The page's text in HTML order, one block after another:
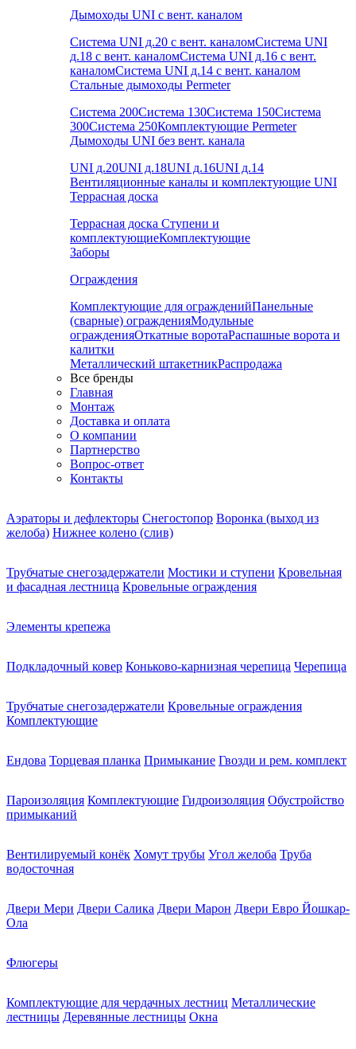
Дымоходы UNI с вент. каналом
Система UNI д.20 с вент. каналомСистема UNI
д.18 с вент. каналомСистема UNI д.16 с вент.
каналомСистема UNI д.14 с вент. каналом
Стальные дымоходы Permeter
Система 200Система 130Система 150Система
300Система 250Комплектующие Permeter
Дымоходы UNI без вент. канала
UNI д.20UNI д.18UNI д.16UNI д.14
Вентиляционные каналы и комплектующие UNI
Террасная доска
Террасная доска Ступени и
комплектующиеКомплектующие
Заборы
Ограждения
Комплектующие для огражденийПанельные
(сварные) огражденияМодульные
огражденияОткатные воротаРаспашные ворота и
калитки
Металлический штакетникРаспродажа
Все бренды
Главная
Монтаж
Доставка и оплата
О компании
Партнерство
Вопрос-ответ
Контакты
Аэраторы и дефлекторы Снегостопор Воронка (выход из
желоба) Нижнее колено (слив)
Трубчатые снегозадержатели Мостики и ступени Кровельная
и фасадная лестница Кровельные ограждения
Элементы крепежа
Подкладочный ковер Коньково-карнизная черепица Черепица
Трубчатые снегозадержатели Кровельные ограждения
Комплектующие
Ендова Торцевая планка Примыкание Гвозди и рем. комплект
Пароизоляция Комплектующие Гидроизоляция Обустройство
примыканий
Вентилируемый конёк Хомут трубы Угол желоба Труба
водосточная
Двери Мери Двери Салика Двери Марон Двери Евро Йошкар-
Ола
Флюгеры
Комплектующие для чердачных лестниц Металлические
лестницы Деревянные лестницы Окна